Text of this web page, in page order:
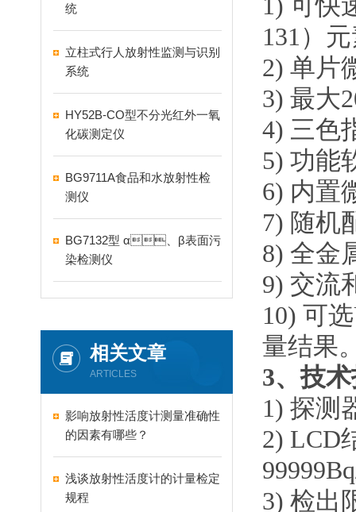
统
​立柱式行人放射性监测与识别
系统
HY52B-CO型不分光红外一氧
化碳测定仪
BG9711A食品和水放射性检
测仪
BG7132型 α、β表面污
染检测仪
相关文章
ARTICLES
影响放射性活度计测量准确性
的因素有哪些？
浅谈放射性活度计的计量检定
规程
131 ）元
2) 单片
3) 最大
4) 三色
5) 功能
6) 内置
7) 随机
8) 全金
9) 交流
10) 可选
量结果
3、技
1) 探测
2) LCD
3) 检出限